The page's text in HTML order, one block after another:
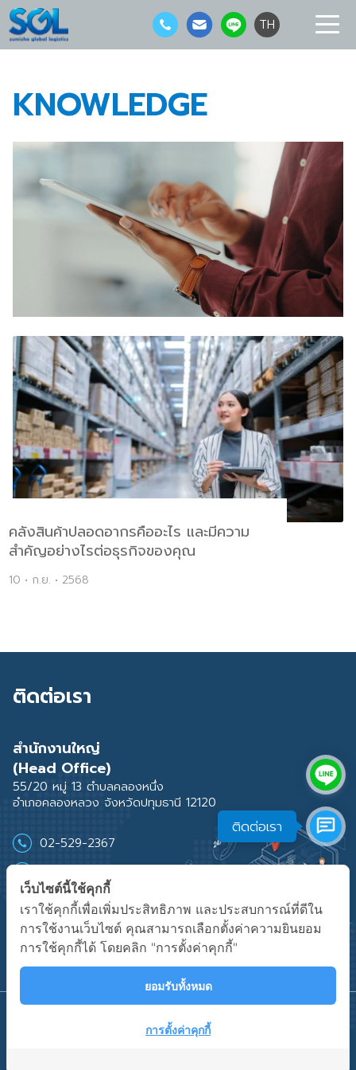
TH
KNOWLEDGE
คลังสินค้าปลอดอากรคืออะไร และมีความ
สำคัญอย่างไรต่อธุรกิจของคุณ
10 • ก.ย. • 2568
ติดต่อเรา
สำนักงานใหญ่
(Head Office)
55/20 หมู่ 13 ตำบลคลองหนึ่ง
อำเภอคลองหลวง จังหวัดปทุมธานี 12120
02-529-2367
02-529-2368
PRIVACY POLICY
ติดต่อเรา
เว็บไซต์นี้ใช้คุกกี้
เราใช้คุกกี้เพื่อเพิ่มประสิทธิภาพ และประสบการณ์ที่ดีใน
การใช้งานเว็บไซต์ คุณสามารถเลือกตั้งค่าความยินยอม
การใช้คุกกี้ได้ โดยคลิก "การตั้งค่าคุกกี้"
ยอมรับทั้งหมด
การตั้งค่าคุกกี้